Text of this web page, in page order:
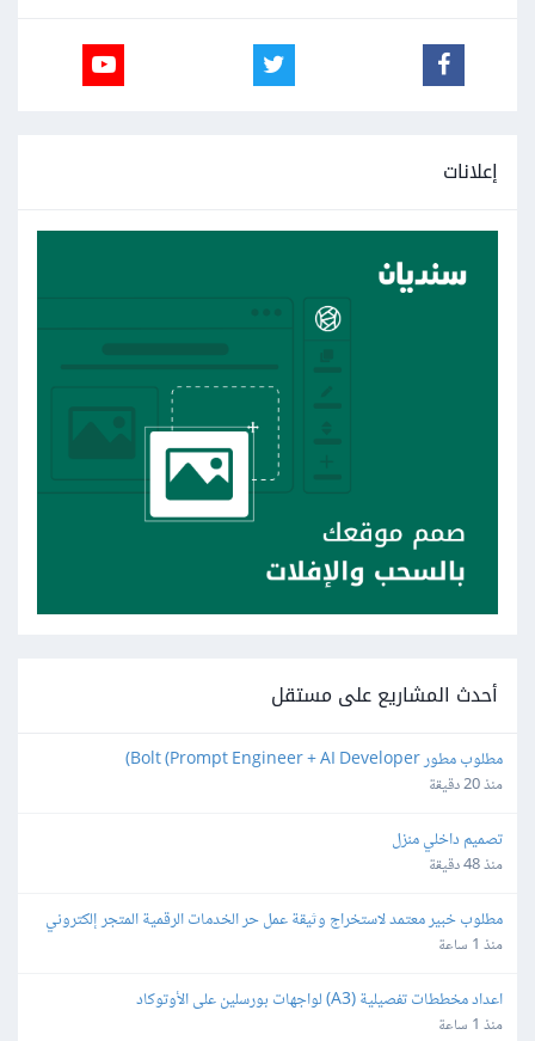
إعلانات
أحدث المشاريع على مستقل
مطلوب مطور Bolt (Prompt Engineer + AI Developer)
منذ 20 دقيقة
تصميم داخلي منزل
منذ 48 دقيقة
مطلوب خبير معتمد لاستخراج وثيقة عمل حر الخدمات الرقمية المتجر إلكتروني
منذ 1 ساعة
اعداد مخططات تفصيلية (A3) لواجهات بورسلين على الأوتوكاد
منذ 1 ساعة